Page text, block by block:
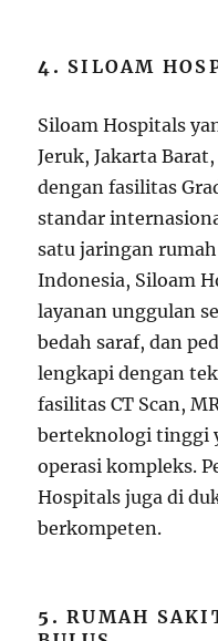
4. SILOAM
Siloam Hospitals
Jeruk, Jakarta
dengan fasilitas
standar
satu jaringan
Indonesia, Siloam
layanan unggulan
bedah saraf, dan
lengkapi dengan
fasilitas CT Scan,
berteknologi tinggi
operasi kompleks.
Hospitals juga di
berkompeten.
5.RUMAH